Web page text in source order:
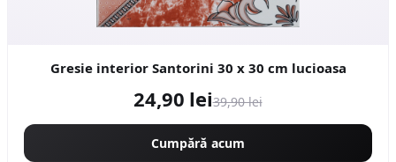
Gresie interior Santorini 30 x 30 cm lucioasa
24,90 lei39,90 lei
Cumpără acum